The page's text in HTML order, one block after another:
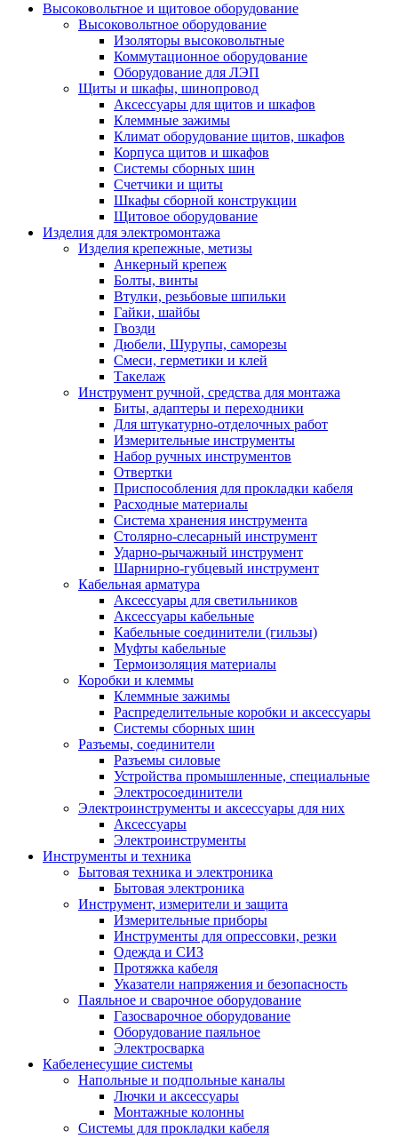
Высоковольтное и щитовое оборудование
Высоковольтное оборудование
Изоляторы высоковольтные
Коммутационное оборудование
Оборудование для ЛЭП
Щиты и шкафы, шинопровод
Аксессуары для щитов и шкафов
Клеммные зажимы
Климат оборудование щитов, шкафов
Корпуса щитов и шкафов
Системы сборных шин
Счетчики и щиты
Шкафы сборной конструкции
Щитовое оборудование
Изделия для электромонтажа
Изделия крепежные, метизы
Анкерный крепеж
Болты, винты
Втулки, резьбовые шпильки
Гайки, шайбы
Гвозди
Дюбели, Шурупы, саморезы
Смеси, герметики и клей
Такелаж
Инструмент ручной, средства для монтажа
Биты, адаптеры и переходники
Для штукатурно-отделочных работ
Измерительные инструменты
Набор ручных инструментов
Отвертки
Приспособления для прокладки кабеля
Расходные материалы
Система хранения инструмента
Столярно-слесарный инструмент
Ударно-рычажный инструмент
Шарнирно-губцевый инструмент
Кабельная арматура
Аксессуары для светильников
Аксессуары кабельные
Кабельные соединители (гильзы)
Муфты кабельные
Термоизоляция материалы
Коробки и клеммы
Клеммные зажимы
Распределительные коробки и аксессуары
Системы сборных шин
Разъемы, соединители
Разъемы силовые
Устройства промышленные, специальные
Электросоединители
Электроинструменты и аксессуары для них
Аксессуары
Электроинструменты
Инструменты и техника
Бытовая техника и электроника
Бытовая электроника
Инструмент, измерители и защита
Измерительные приборы
Инструменты для опрессовки, резки
Одежда и СИЗ
Протяжка кабеля
Указатели напряжения и безопасность
Паяльное и сварочное оборудование
Газосварочное оборудование
Оборудование паяльное
Электросварка
Кабеленесущие системы
Напольные и подпольные каналы
Лючки и аксессуары
Монтажные колонны
Системы для прокладки кабеля